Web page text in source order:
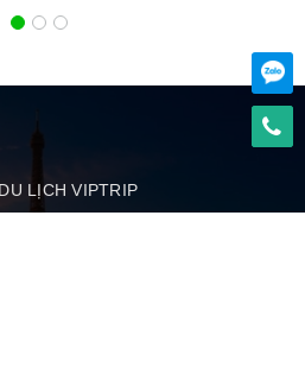
LỊCH VIPTRIP